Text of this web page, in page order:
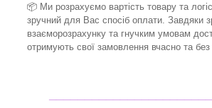
📦 Ми розрахуємо вартість товару та
зручний для Вас спосіб оплати. Завдяки
взаєморозрахунку та гнучким умовам
отримують свої замовлення вчасно та без